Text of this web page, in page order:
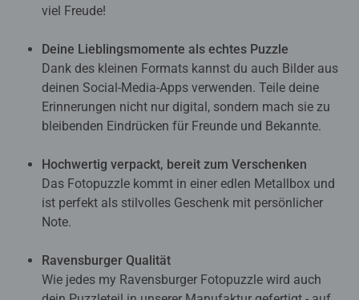
viel Freude!
Deine Lieblingsmomente als echtes Puzzle
Dank des kleinen Formats kannst du auch Bilder aus
deinen Social-Media-Apps verwenden. Teile deine
Erinnerungen nicht nur digital, sondern mach sie zu
bleibenden Eindrücken für Freunde und Bekannte.
Hochwertig verpackt, bereit zum Verschenken
Das Fotopuzzle kommt in einer edlen Metallbox und
ist perfekt als stilvolles Geschenk mit persönlicher
Note.
Ravensburger Qualität
Wie jedes my Ravensburger Fotopuzzle wird auch